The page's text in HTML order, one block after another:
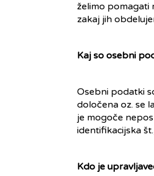
želimo pomagati
zakaj jih
Kaj so osebni
Osebni podatki
določena oz. se
je mogoče
identifikacijska
Kdo je